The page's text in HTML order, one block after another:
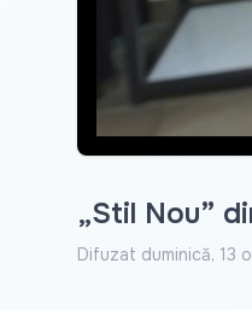
„Stil Nou”
Difuzat duminică, 13